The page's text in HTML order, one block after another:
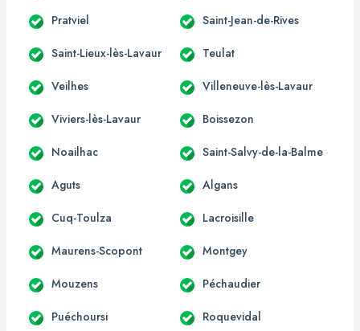
Pratviel Saint-Jean-de-Rives
Saint-Lieux-lès-Lavaur Teulat
Veilhes Villeneuve-lès-Lavaur
Viviers-lès-Lavaur Boissezon
Noailhac Saint-Salvy-de-la-Balme
Aguts Algans
Cuq-Toulza Lacroisille
Maurens-Scopont Montgey
Mouzens Péchaudier
Puéchoursi Roquevidal